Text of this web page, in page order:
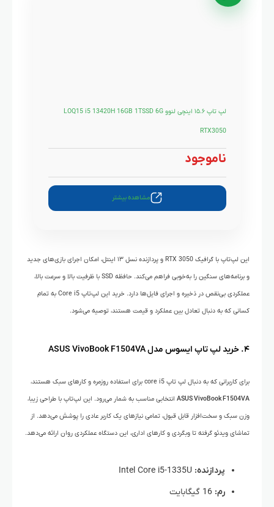
لپ تاپ ۱۵.۶ اینچی لنوو LOQ15 i5 13420H 16GB 1TSSD 6G
RTX3050
ناموجود
مشاهده بیشتر
این لپ‌تاپ با گرافیک RTX 3050 و پردازنده نسل ۱۳ اینتل، امکان اجرای بازی‌های جدید
و برنامه‌های سنگین را به‌خوبی فراهم می‌کند. حافظه SSD با ظرفیت بالا و سرعت بالا،
عملکردی بی‌نقص در ذخیره و اجرای فایل‌ها دارد. خرید این لپ‌تاپ Core i5 به تمام
کسانی که به دنبال تعادل بین عملکرد و قیمت هستند، توصیه می‌شود.
۴. خرید لپ تاپ ایسوس مدل ASUS VivoBook F1504VA
برای کاربرانی که به دنبال لپ تاپ core i5 برای استفاده روزمره و کارهای سبک هستند،
ASUS VivoBook F1504VA انتخابی مناسب به شمار می‌رود. این لپ‌تاپ با طراحی زیبا،
وزن سبک و سخت‌افزار قابل قبول، تمامی نیازهای یک کاربر عادی را پوشش می‌دهد. از
تماشای ویدئو گرفته تا وبگردی و کارهای اداری، این دستگاه عملکردی روان ارائه می‌دهد.
پردازنده:
رم: